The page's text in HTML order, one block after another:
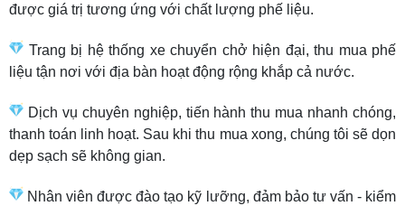
được giá trị tương ứng với chất lượng phế liệu.
Trang bị hệ thống xe chuyển chở hiện đại, thu mua phế
liệu tận nơi với địa bàn hoạt động rộng khắp cả nước.
Dịch vụ chuyên nghiệp, tiến hành thu mua nhanh chóng,
thanh toán linh hoạt. Sau khi thu mua xong, chúng tôi sẽ dọn
dẹp sạch sẽ không gian.
Nhân viên được đào tạo kỹ lưỡng, đảm bảo tư vấn - kiểm